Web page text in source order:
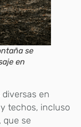
se
en
en
techos, incluso
que se